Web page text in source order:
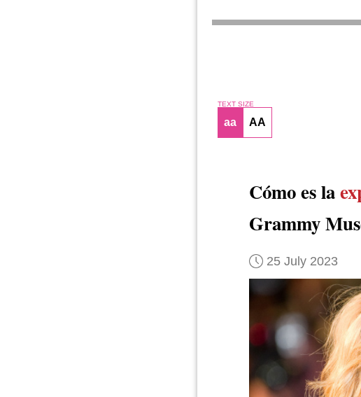
TEXT SIZE
aa AA
Cómo es la
Grammy
25 July 2023